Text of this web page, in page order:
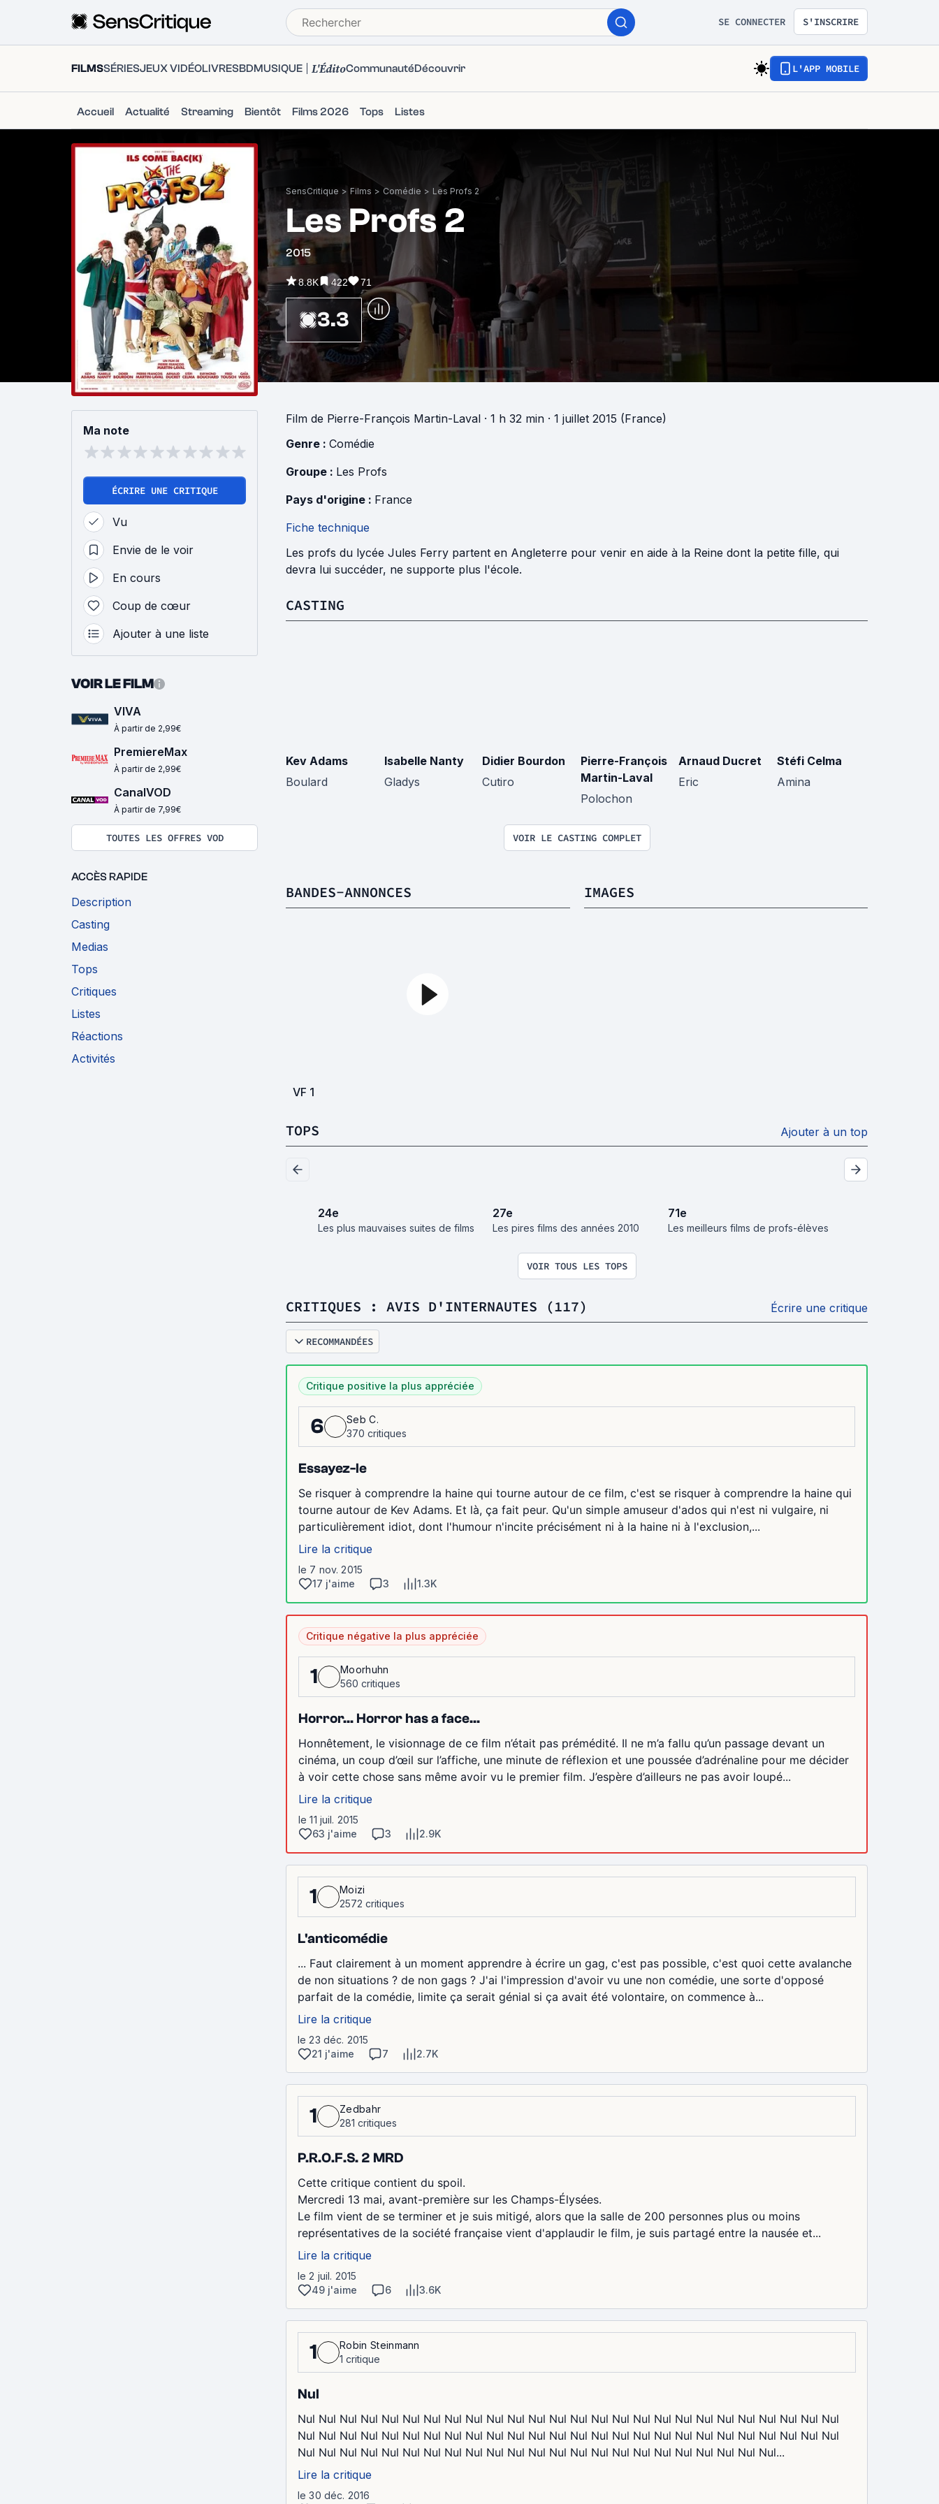
SE CONNECTER S'INSCRIRE
FILMSSÉRIESJEUX VIDÉOLIVRESBDMUSIQUE L'ÉditoCommunautéDécouvrir L'APP MOBILE
Accueil Actualité Streaming Bientôt Films 2026 Tops Listes
SensCritique > Films > Comédie > Les Profs 2
Les Profs 2
2015
8.8K 422 71
3.3
Ma note
ÉCRIRE UNE CRITIQUE
Vu
Envie de le voir
En cours
Coup de cœur
Ajouter à une liste
VOIR LE FILM
VIVA
À partir de 2,99€
PremiereMax
À partir de 2,99€
CanalVOD
À partir de 7,99€
TOUTES LES OFFRES VOD
ACCÈS RAPIDE
Description
Casting
Medias
Tops
Critiques
Listes
Réactions
Activités
Film de Pierre-François Martin-Laval · 1 h 32 min · 1 juillet 2015 (France)
Genre : Comédie
Groupe : Les Profs
Pays d'origine : France
Fiche technique
Les profs du lycée Jules Ferry partent en Angleterre pour venir en aide à la Reine dont la petite fille, qui
devra lui succéder, ne supporte plus l'école.
CASTING
Kev Adams
Boulard
Isabelle Nanty
Gladys
Didier Bourdon
Cutiro
Pierre-François
Martin-Laval
Polochon
Arnaud Ducret
Eric
Stéfi Celma
Amina
VOIR LE CASTING COMPLET
BANDES-ANNONCES
VF 1
IMAGES
TOPS Ajouter à un top
24e
Les plus mauvaises suites de films
27e
Les pires films des années 2010
71e
Les meilleurs films de profs-élèves
VOIR TOUS LES TOPS
CRITIQUES : AVIS D'INTERNAUTES (117) Écrire une critique
RECOMMANDÉES
Critique positive la plus appréciée
6
Seb C.
370 critiques
Essayez-le
Se risquer à comprendre la haine qui tourne autour de ce film, c'est se risquer à comprendre la haine qui
tourne autour de Kev Adams. Et là, ça fait peur. Qu'un simple amuseur d'ados qui n'est ni vulgaire, ni
particulièrement idiot, dont l'humour n'incite précisément ni à la haine ni à l'exclusion,...
Lire la critique
le 7 nov. 2015
17 j'aime
3 1.3K
Critique négative la plus appréciée
1
Moorhuhn
560 critiques
Horror... Horror has a face...
Honnêtement, le visionnage de ce film n’était pas prémédité. Il ne m’a fallu qu’un passage devant un
cinéma, un coup d’œil sur l’affiche, une minute de réflexion et une poussée d’adrénaline pour me décider
à voir cette chose sans même avoir vu le premier film. J’espère d’ailleurs ne pas avoir loupé...
Lire la critique
le 11 juil. 2015
63 j'aime
3 2.9K
1
Moizi
2572 critiques
L'anticomédie
... Faut clairement à un moment apprendre à écrire un gag, c'est pas possible, c'est quoi cette avalanche
de non situations ? de non gags ? J'ai l'impression d'avoir vu une non comédie, une sorte d'opposé
parfait de la comédie, limite ça serait génial si ça avait été volontaire, on commence à...
Lire la critique
le 23 déc. 2015
21 j'aime
7 2.7K
1
Zedbahr
281 critiques
P.R.O.F.S. 2 MRD
Cette critique contient du spoil.
Mercredi 13 mai, avant-première sur les Champs-Élysées.
Le film vient de se terminer et je suis mitigé, alors que la salle de 200 personnes plus ou moins
représentatives de la société française vient d'applaudir le film, je suis partagé entre la nausée et...
Lire la critique
le 2 juil. 2015
49 j'aime
6 3.6K
1
Robin Steinmann
1 critique
Nul
Nul Nul Nul Nul Nul Nul Nul Nul Nul Nul Nul Nul Nul Nul Nul Nul Nul Nul Nul Nul Nul Nul Nul Nul Nul Nul
Nul Nul Nul Nul Nul Nul Nul Nul Nul Nul Nul Nul Nul Nul Nul Nul Nul Nul Nul Nul Nul Nul Nul Nul Nul Nul
Nul Nul Nul Nul Nul Nul Nul Nul Nul Nul Nul Nul Nul Nul Nul Nul Nul Nul Nul Nul Nul Nul Nul...
Lire la critique
le 30 déc. 2016